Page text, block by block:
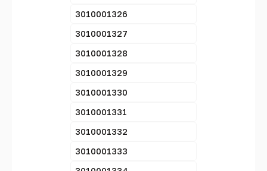
3010001326
3010001327
3010001328
3010001329
3010001330
3010001331
3010001332
3010001333